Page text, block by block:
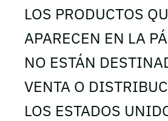
LOS PRODUCTOS
APARECEN EN LA
NO ESTÁN
VENTA O
LOS ESTADOS